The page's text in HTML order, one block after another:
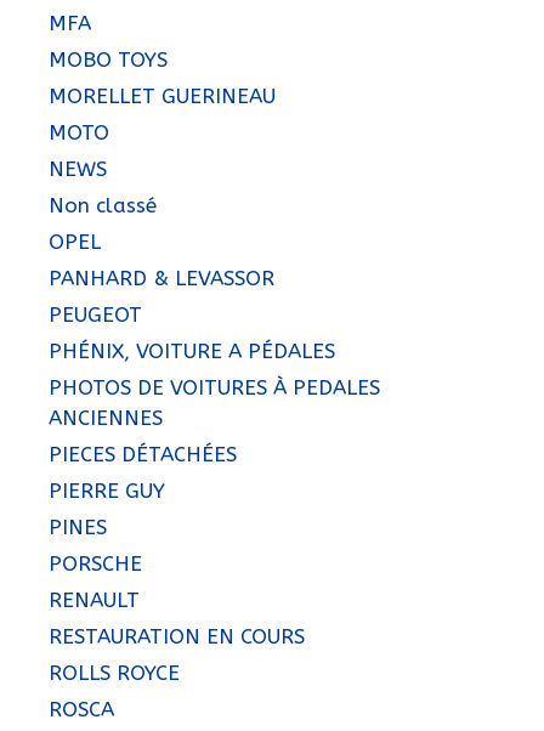
MFA
MOBO TOYS
MORELLET GUERINEAU
MOTO
NEWS
Non classé
OPEL
PANHARD & LEVASSOR
PEUGEOT
PHÉNIX, VOITURE A PÉDALES
PHOTOS DE VOITURES À PEDALES
ANCIENNES
PIECES DÉTACHÉES
PIERRE GUY
PINES
PORSCHE
RENAULT
RESTAURATION EN COURS
ROLLS ROYCE
ROSCA